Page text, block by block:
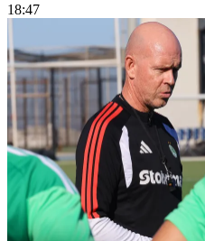
18:47